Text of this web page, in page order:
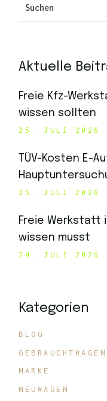
Aktuelle
Freie Kfz-
wissen sollten
25. JULI 2026
TÜV-Kosten E-
25. JULI 2026
Freie Werkstatt
wissen musst
24. JULI 2026
Kategorien
BLOG
MARKE
NEUWAGEN